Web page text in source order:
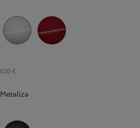
vr. zvýhodnenia
650 €
Metalíza